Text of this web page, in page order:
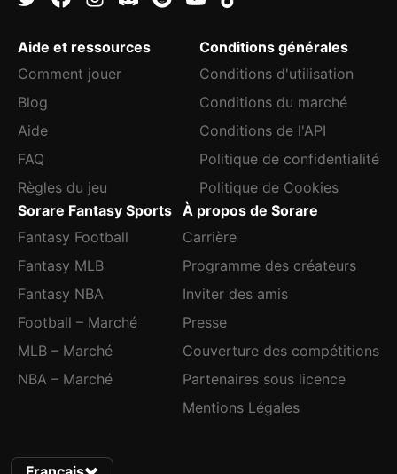
Aide et ressources
Comment jouer
Blog
Aide
FAQ
Règles du jeu
Conditions générales
Conditions d'utilisation
Conditions du marché
Conditions de l'API
Politique de confidentialité
Politique de Cookies
Sorare Fantasy Sports
Fantasy Football
Fantasy MLB
Fantasy NBA
Football – Marché
MLB – Marché
NBA – Marché
À propos de Sorare
Carrière
Programme des créateurs
Inviter des amis
Presse
Couverture des compétitions
Partenaires sous licence
Mentions Légales